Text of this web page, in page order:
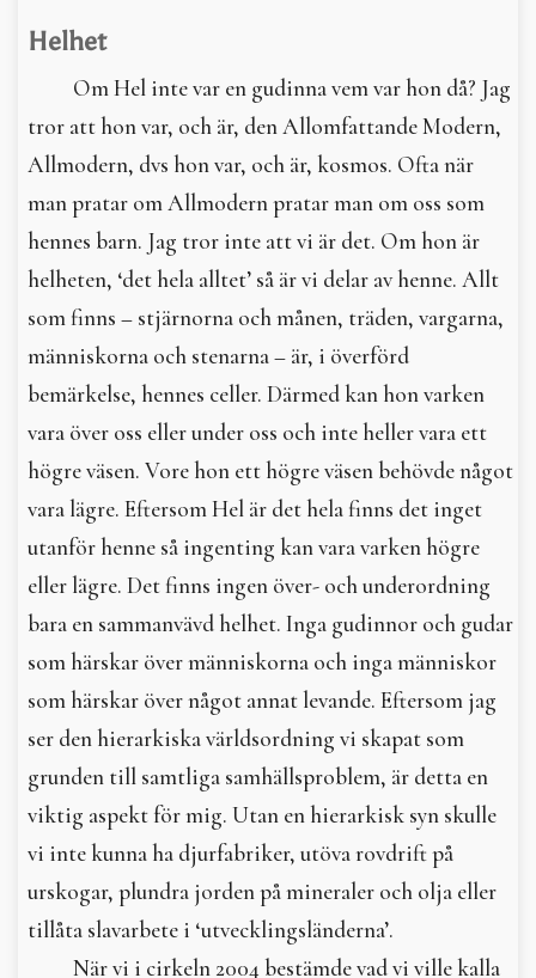
Helhet
Om Hel inte var en gudinna vem var hon då? Jag
tror att hon var, och är, den Allomfattande Modern,
Allmodern, dvs hon var, och är, kosmos. Ofta när
man pratar om Allmodern pratar man om oss som
hennes barn. Jag tror inte att vi är det. Om hon är
helheten, ‘det hela alltet’ så är vi delar av henne. Allt
som finns – stjärnorna och månen, träden, vargarna,
människorna och stenarna – är, i överförd
bemärkelse, hennes celler. Därmed kan hon varken
vara över oss eller under oss och inte heller vara ett
högre väsen. Vore hon ett högre väsen behövde något
vara lägre. Eftersom Hel är det hela finns det inget
utanför henne så ingenting kan vara varken högre
eller lägre. Det finns ingen över- och underordning
bara en sammanvävd helhet. Inga gudinnor och gudar
som härskar över människorna och inga människor
som härskar över något annat levande. Eftersom jag
ser den hierarkiska världsordning vi skapat som
grunden till samtliga samhällsproblem, är detta en
viktig aspekt för mig. Utan en hierarkisk syn skulle
vi inte kunna ha djurfabriker, utöva rovdrift på
urskogar, plundra jorden på mineraler och olja eller
tillåta slavarbete i ‘utvecklingsländerna’.
När vi i cirkeln 2004 bestämde vad vi ville kalla